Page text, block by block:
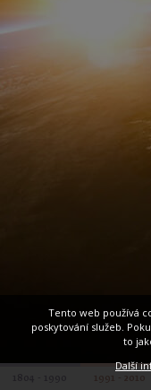
Tento web používá
poskytování služeb.
to
Další